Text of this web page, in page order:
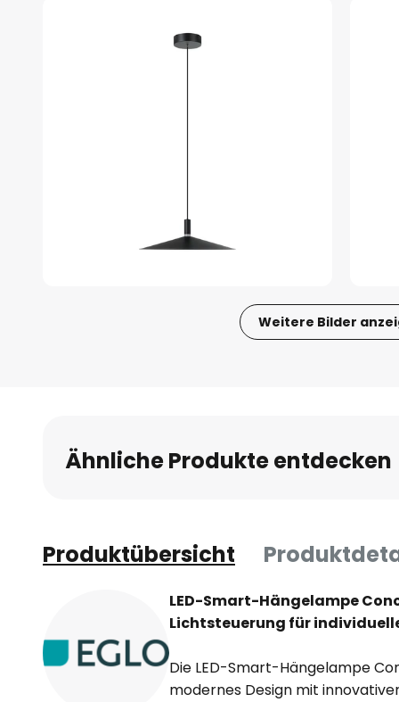
Weitere Bilder
Ähnliche Produkte entdecken
Produktübersicht
LED-Smart-Hängelampe
Lichtsteuerung für
Die LED-Smart-Hängelampe
modernes Design mit